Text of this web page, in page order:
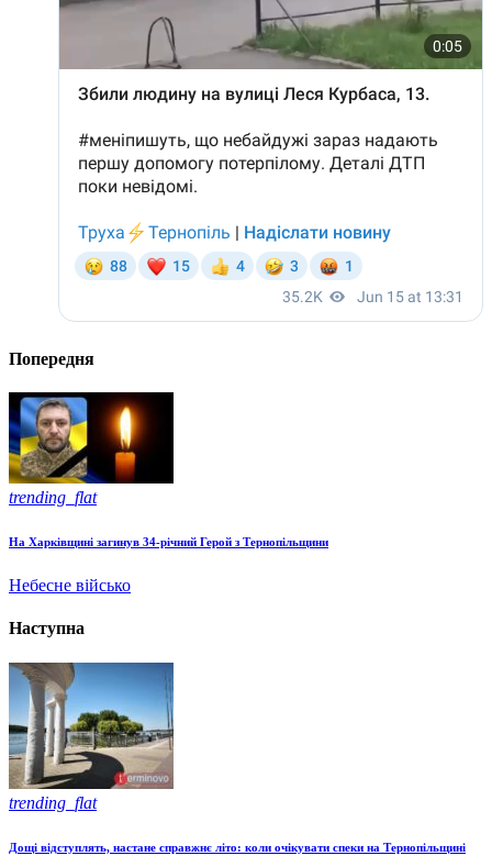
Попередня
trending_flat
На Харківщині загинув 34-річний Герой з Тернопільщини
Небесне військо
Наступна
trending_flat
Дощі відступлять, настане справжнє літо: коли очікувати спеки на Тернопільщині